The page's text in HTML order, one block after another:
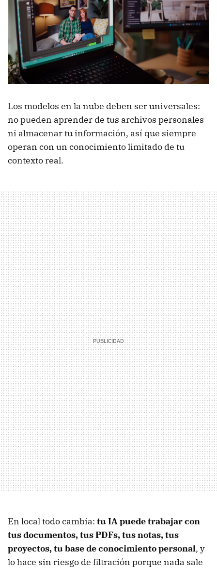
Los modelos en la nube deben ser universales:
no pueden aprender de tus archivos personales
ni almacenar tu información, así que siempre
operan con un conocimiento limitado de tu
contexto real.
En local todo cambia: tu IA puede trabajar con
tus documentos, tus PDFs, tus notas, tus
proyectos, tu base de conocimiento personal, y
lo hace sin riesgo de filtración porque nada sale